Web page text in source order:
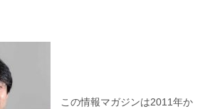
この情報マガジンは2011年か